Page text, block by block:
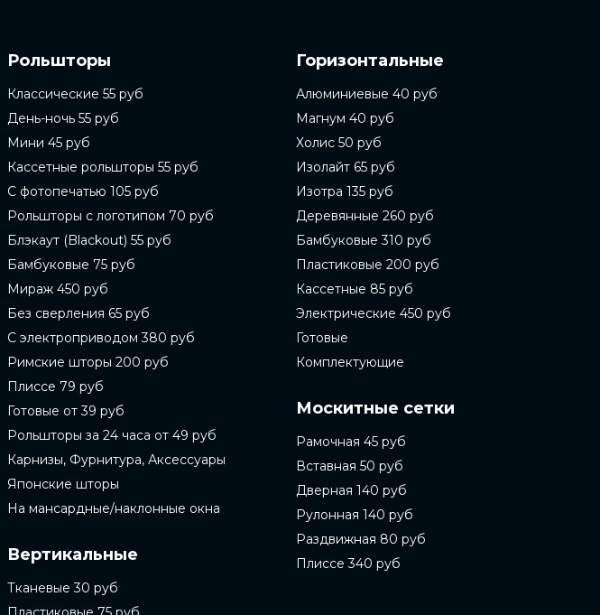
Рольшторы
Классические 55 руб
День-ночь 55 руб
Мини 45 руб
Кассетные рольшторы 55 руб
С фотопечатью 105 руб
Рольшторы с логотипом 70 руб
Блэкаут (Blackout) 55 руб
Бамбуковые 75 руб
Мираж 450 руб
Без сверления 65 руб
С электроприводом 380 руб
Римские шторы 200 руб
Плиссе 79 руб
Готовые от 39 руб
Рольшторы за 24 часа от 49 руб
Карнизы, Фурнитура, Аксессуары
Японские шторы
На мансардные/наклонные окна
Вертикальные
Тканевые 30 руб
Горизонтальные
Алюминиевые 40 руб
Магнум 40 руб
Холис 50 руб
Изолайт 65 руб
Изотра 135 руб
Деревянные 260 руб
Бамбуковые 310 руб
Пластиковые 200 руб
Кассетные 85 руб
Электрические 450 руб
Готовые
Комплектующие
Москитные сетки
Рамочная 45 руб
Вставная 50 руб
Дверная 140 руб
Рулонная 140 руб
Раздвижная 80 руб
Плиссе 340 руб